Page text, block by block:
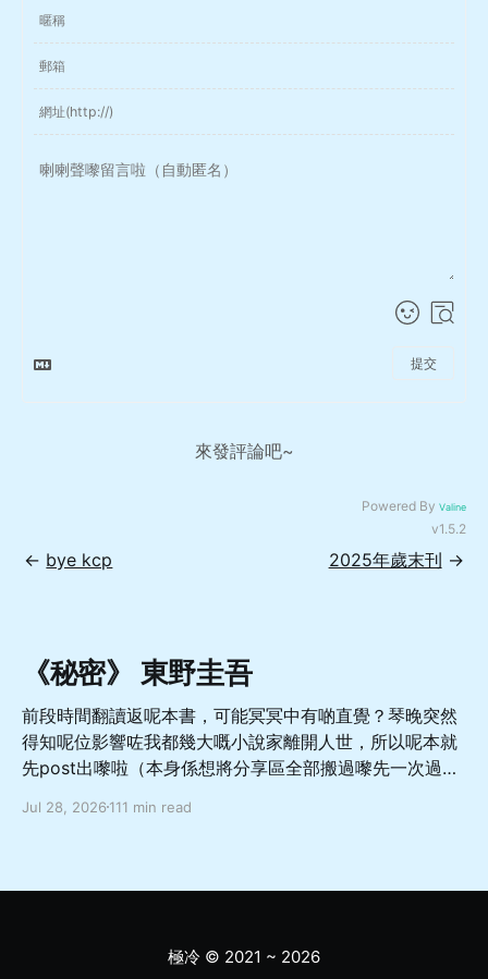
提交
來發評論吧~
Powered By Valine
v1.5.2
← bye kcp 2025年歲末刊 →
《秘密》 東野圭吾
前段時間翻讀返呢本書，可能冥冥中有啲直覺？琴晚突然
得知呢位影響咗我都幾大嘅小說家離開人世，所以呢本就
先post出嚟啦（本身係想將分享區全部搬過嚟先一次過
善良溫柔而又軟弱怕事嘅非典型成年男性嘅角度出發，寫
如何交流相處理解都有幾深刻嘅描寫，舊身份同新身份嘅
希望呢本書，可以幫你暫時逃離呢個節奏越來越快嘅世
Jul 28, 2026 111 min read
極冷© 2021 ~ 2026